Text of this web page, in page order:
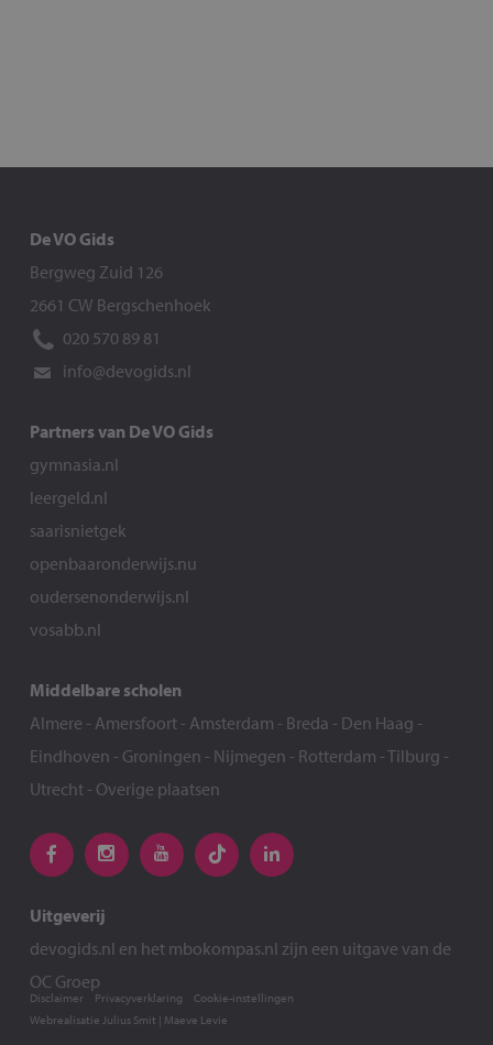
De VO Gids
Bergweg Zuid 126
2661 CW Bergschenhoek
020 570 89 81
info@devogids.nl
Partners van De VO Gids
gymnasia.nl
leergeld.nl
saarisnietgek
openbaaronderwijs.nu
oudersenonderwijs.nl
vosabb.nl
Middelbare scholen
Almere - Amersfoort- Amsterdam - Breda - Den Haag -
Eindhoven - Groningen - Nijmegen - Rotterdam -Tilburg -
Utrecht- Overige plaatsen
Uitgeverij
devogids.nl en het mbokompas.nl zijn een uitgave van de
OC Groep
Webrealisatie Julius Smit | Maeve Levie
Disclaimer Privacyverklaring Cookie-instellingen